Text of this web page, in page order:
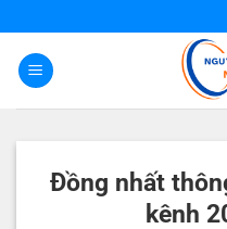
nội
dung
Đồng nhất
kênh